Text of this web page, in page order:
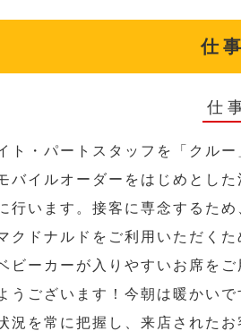
仕
仕
ト・パートスタッフを「クル
バイルオーダーをはじめとし
行います。接客に専念するた
クドナルドをご利用いただく
ビーカーが入りやすいお席をご
うございます！今朝は暖かい
況を常に把握し、来店された